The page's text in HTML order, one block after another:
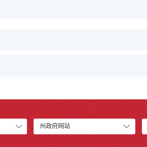
州政府网站